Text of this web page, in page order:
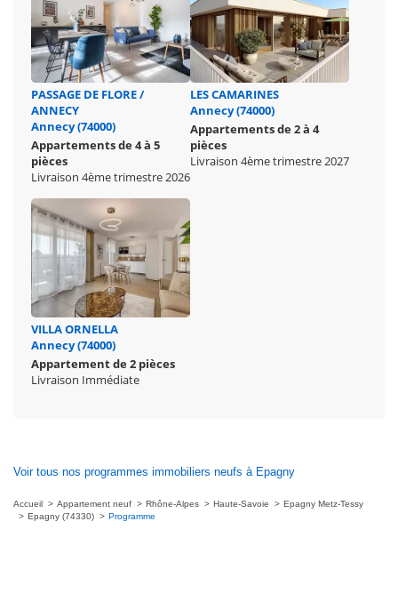
PASSAGE DE FLORE /
ANNECY
Annecy (74000)
Appartements de 4 à 5
pièces
Livraison 4ème trimestre 2026
LES CAMARINES
Annecy (74000)
Appartements de 2 à 4
pièces
Livraison 4ème trimestre 2027
VILLA ORNELLA
Annecy (74000)
Appartement de 2 pièces
Livraison Immédiate
Voir tous nos programmes immobiliers neufs à Epagny
Accueil Appartement neuf Rhône-Alpes Haute-Savoie
Epagny Metz-Tessy
Epagny (74330)
Programme